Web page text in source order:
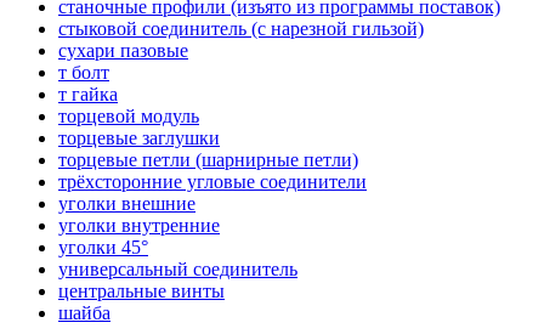
станочные профили (изъято из программы поставок)
стыковой соединитель (с нарезной гильзой)
сухари пазовые
т болт
т гайка
торцевой модуль
торцевые заглушки
торцевые петли (шарнирные петли)
трёхсторонние угловые соединители
уголки внешние
уголки внутренние
уголки 45°
универсальный соединитель
центральные винты
шайба